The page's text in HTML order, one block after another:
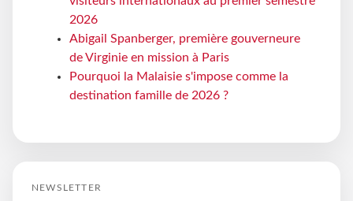
2026
Abigail Spanberger, première gouverneure
de Virginie en mission à Paris
Pourquoi la Malaisie s'impose comme la
destination famille de 2026 ?
NEWSLETTER